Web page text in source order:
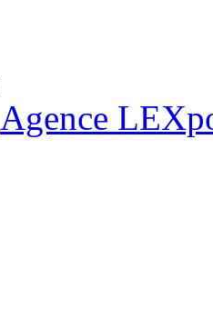
Agence